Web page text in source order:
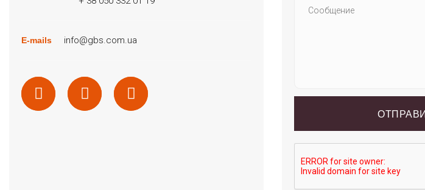
E-mails info@gbs.com.ua